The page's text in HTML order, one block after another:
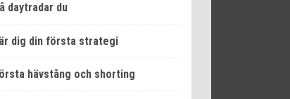
daytradar du
dig din första strategi
hävstång och shorting